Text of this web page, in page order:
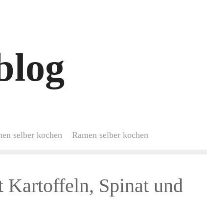
selber kochen Ramen selber kochen
Kartoffeln, Spinat und